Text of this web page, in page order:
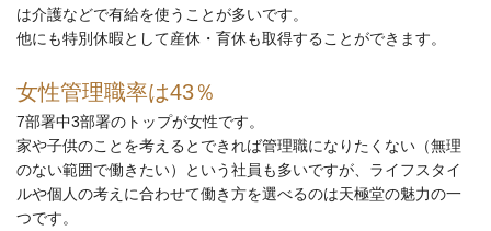
は介護などで有給を使うことが多いです。
他にも特別休暇として産休・育休も取得することができます。
女性管理職率は43％
7部署中3部署のトップが女性です。
家や子供のことを考えるとできれば管理職になりたくない（無理
のない範囲で働きたい）という社員も多いですが、ライフスタイ
ルや個人の考えに合わせて働き方を選べるのは天極堂の魅力の一
つです。